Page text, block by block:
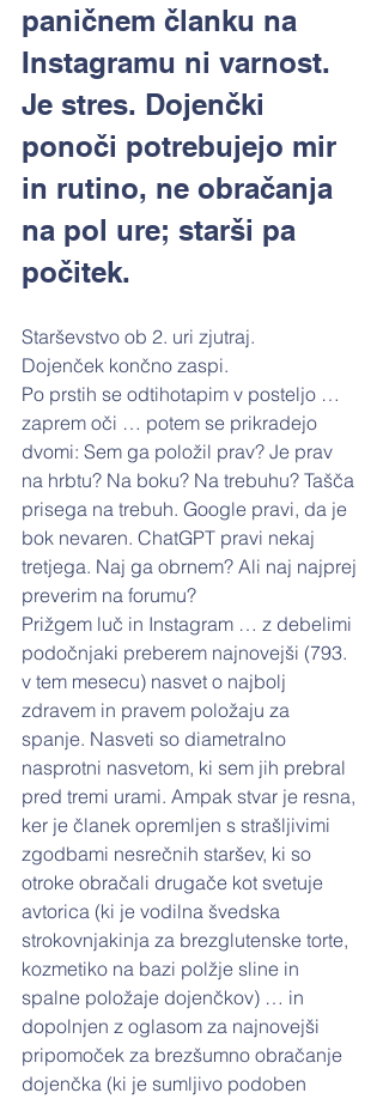
paničnem članku na
Instagramu ni varnost.
Je stres. Dojenčki
ponoči potrebujejo mir
in rutino, ne obračanja
na pol ure; starši pa
počitek.
Starševstvo ob 2. uri zjutraj.
Dojenček končno zaspi.
Po prstih se odtihotapim v posteljo …
zaprem oči … potem se prikradejo
dvomi: Sem ga položil prav? Je prav
na hrbtu? Na boku? Na trebuhu? Tašča
prisega na trebuh. Google pravi, da je
bok nevaren. ChatGPT pravi nekaj
tretjega. Naj ga obrnem? Ali naj najprej
preverim na forumu?
Prižgem luč in Instagram … z debelimi
podočnjaki preberem najnovejši (793.
v tem mesecu) nasvet o najbolj
zdravem in pravem položaju za
spanje. Nasveti so diametralno
nasprotni nasvetom, ki sem jih prebral
pred tremi urami. Ampak stvar je resna,
ker je članek opremljen s strašljivimi
zgodbami nesrečnih staršev, ki so
otroke obračali drugače kot svetuje
avtorica (ki je vodilna švedska
strokovnjakinja za brezglutenske torte,
kozmetiko na bazi polžje sline in
spalne položaje dojenčkov) … in
dopolnjen z oglasom za najnovejši
pripomoček za brezšumno obračanje
dojenčka (ki je sumljivo podoben